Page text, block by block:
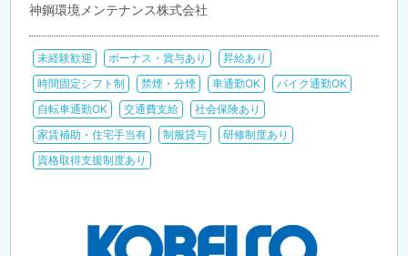
神鋼環境メンテナンス株式会社
未経験歓迎 ボーナス・賞与あり
昇給あり
時間固定シフト制
禁煙・分煙 車通勤OK
バイク通勤OK
自転車通勤OK
交通費支給
社会保険あり
家賃補助・住宅手当有
制服貸与
研修制度あり
資格取得支援制度あり